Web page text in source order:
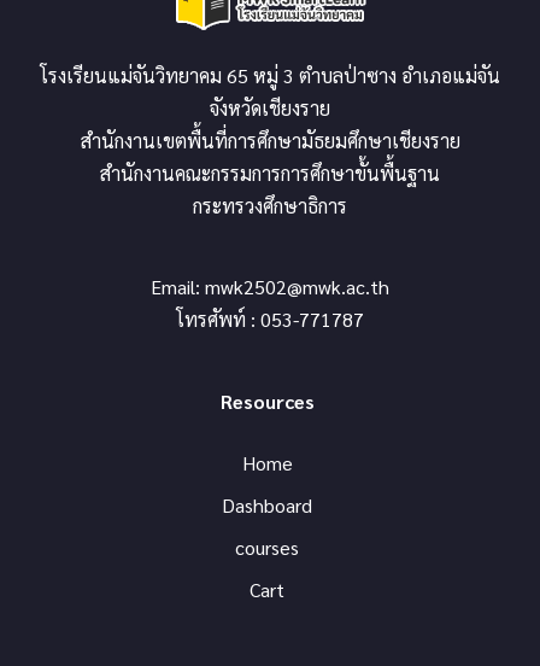
โรงเรียนแม่จันวิทยาคม 65 หมู่ 3 ตำบลป่าซาง อำเภอแม่จัน
จังหวัดเชียงราย
สำนักงานเขตพื้นที่การศึกษามัธยมศึกษาเชียงราย
สำนักงานคณะกรรมการการศึกษาขั้นพื้นฐาน
กระทรวงศึกษาธิการ
Email: mwk2502@mwk.ac.th
โทรศัพท์ : 053-771787
Resources
Home
Dashboard
courses
Cart